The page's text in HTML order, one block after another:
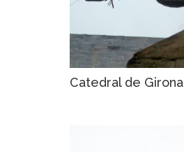
Catedral de Girona